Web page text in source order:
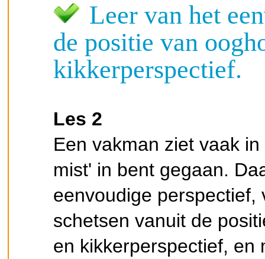
Leer van het
de positie van
kikkerperspectief.
Les 2
Een vakman ziet vaak
mist' in bent gegaan.
eenvoudige
schetsen vanuit de
en kikkerperspectief, en